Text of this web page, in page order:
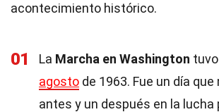
acontecimiento histórico.
01 La Marcha en Washington
agosto de 1963. Fue un día
antes y un después en la lucha